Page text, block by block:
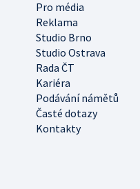
Pro média
Reklama
Studio Brno
Studio Ostrava
Rada ČT
Kariéra
Podávání námětů
Časté dotazy
Kontakty